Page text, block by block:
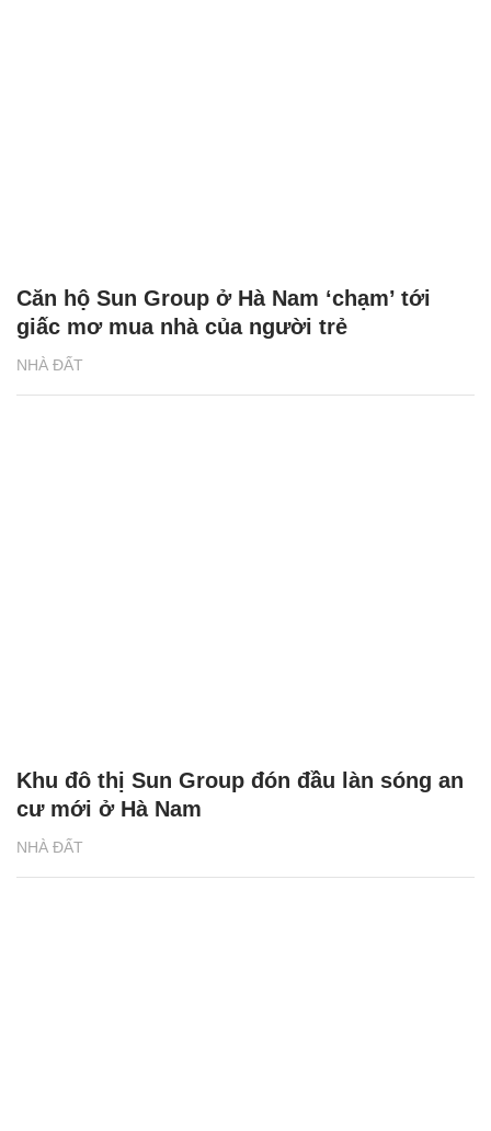
NHÀ ĐẤT
Căn hộ Sun Group ở Hà Nam ‘chạm’ tới
giấc mơ mua nhà của người trẻ
NHÀ ĐẤT
Khu đô thị Sun Group đón đầu làn sóng an
cư mới ở Hà Nam